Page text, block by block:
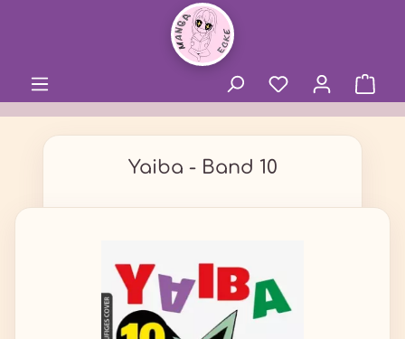
Yaiba - Band 10